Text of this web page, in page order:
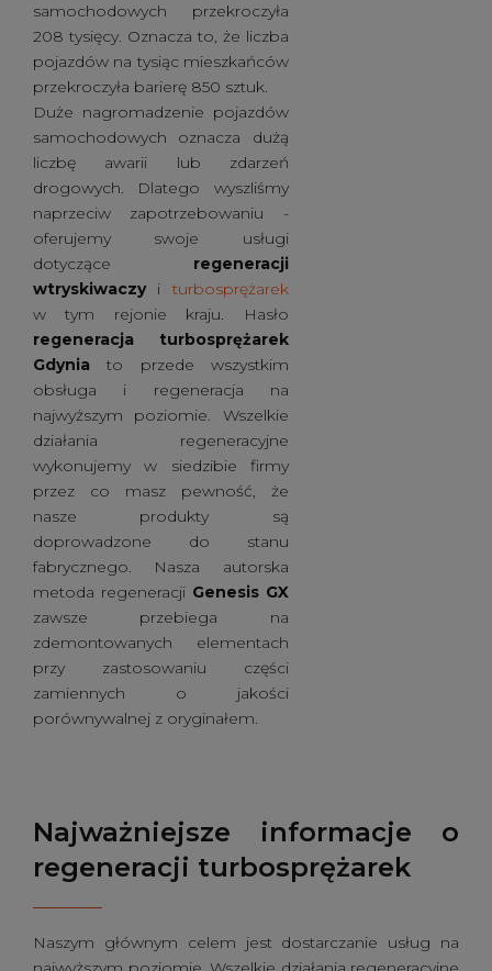
samochodowych przekroczyła
208 tysięcy. Oznacza to, że liczba
pojazdów na tysiąc mieszkańców
przekroczyła barierę 850 sztuk.
Duże nagromadzenie pojazdów
samochodowych oznacza dużą
liczbę awarii lub zdarzeń
drogowych. Dlatego wyszliśmy
naprzeciw zapotrzebowaniu -
oferujemy swoje usługi
dotyczące regeneracji
wtryskiwaczyi turbosprężarek
w tym rejonie kraju. Hasło
regeneracja turbosprężarek
Gdynia to przede wszystkim
obsługa i regeneracja na
najwyższym poziomie. Wszelkie
działania regeneracyjne
wykonujemy w siedzibie firmy
przez co masz pewność, że
nasze produkty są
doprowadzone do stanu
fabrycznego. Nasza autorska
metoda regeneracji Genesis GX
zawsze przebiega na
zdemontowanych elementach
przy zastosowaniu części
zamiennych o jakości
porównywalnej z oryginałem.
Najważniejsze informacje o
regeneracji turbosprężarek
Naszym głównym celem jest dostarczanie usług na